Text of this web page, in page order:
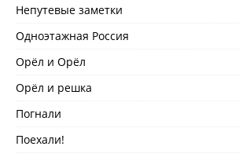
Непутевые заметки
Одноэтажная Россия
Орёл и Орёл
Орёл и решка
Погнали
Поехали!